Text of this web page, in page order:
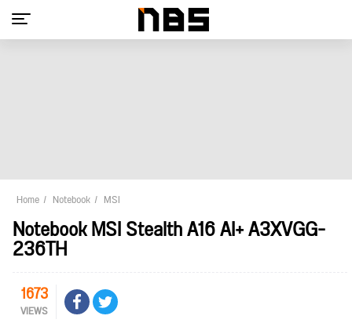
Home Notebook MSI
Notebook MSI Stealth A16 AI+ A3XVGG-
236TH
1673
VIEWS